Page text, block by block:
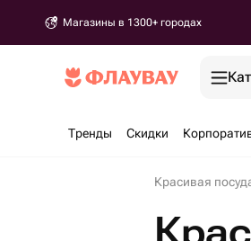
Магазины в 1300+ городах
Тренды Скидки
Красивая